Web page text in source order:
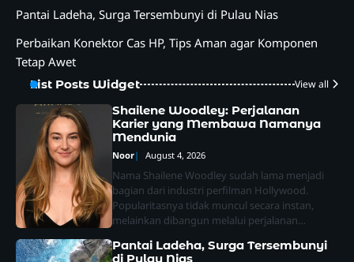
Pantai Ladeha, Surga Tersembunyi di Pulau Nias
Perbaikan Konektor Cas HP, Tips Aman agar Komponen
Tetap Awet
List Posts Widget View all
Shailene Woodley: Perjalanan
Karier yang Membawa Namanya
Mendunia
Noor August 4, 2026
Nama Shailene Woodley sudah lama menjadi
bagian dari industri perfilman Hollywood.
Popularitasnya tidak muncul secara instan,
melainkan dibangun melalui perjalanan…
Pantai Ladeha, Surga Tersembunyi
di Pulau Nias